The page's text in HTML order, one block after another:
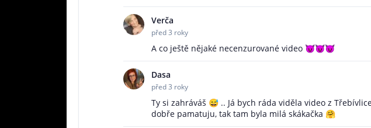
Verča
před 3 roky
A co ještě nějaké necenzurované video 😈😈😈
Dasa
před 3 roky
Ty si zahráváš 😅 .. Já bych ráda viděla video z
dobře pamatuju, tak tam byla milá skákačka 🤗